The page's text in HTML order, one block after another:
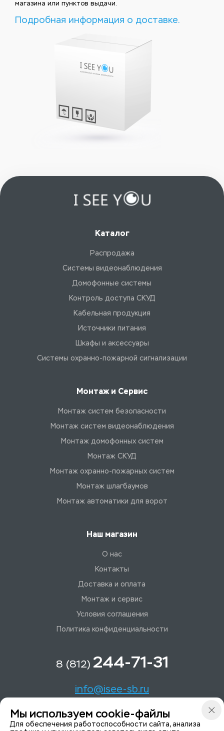
магазина или пунктов выдачи.
Подробная информация о доставке.
Каталог
Распродажа
Системы видеонаблюдения
Домофонные системы
Контроль доступа СКУД
Кабельная продукция
Источники питания
Шкафы и аксессуары
Системы охранно-пожарной сигнализации
Монтаж и Сервис
Монтаж систем безопасности
Монтаж систем видеонаблюдения
Монтаж домофонных систем
Монтаж СКУД
Монтаж охранно-пожарных систем
Монтаж шлагбаумов
Монтаж автоматики для ворот
Наш магазин
О нас
Контакты
Доставка и оплата
Монтаж и сервис
Условия соглашения
Политика конфиденциальности
8 (812) 244-71-31
info@isee-sb.ru
Светлановский пр-кт, д. 70, корп. 1
Мы используем cookie-файлы
Для обеспечения работоспособности сайта, анализа